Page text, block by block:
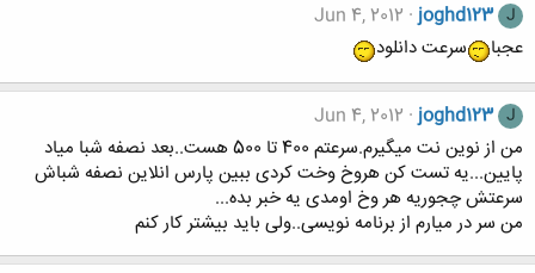
J
joghd123
Jun 4, 2012
عجبا
سرعت دانلود
J
joghd123
Jun 4, 2012
من از نوین نت میگیرم.سرعتم 400 تا 500 هست..بعد نصفه شبا میاد
پایین...یه تست کن هروخ وخت کردی ببین پارس انلاین نصفه شباش
سرعتش چجوریه هر وخ اومدی یه خبر بده...
من سر در میارم از برنامه نویسی..ولی باید بیشتر کار کنم